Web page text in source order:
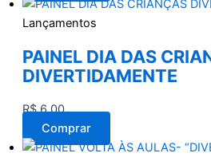
Lançamentos
PAINEL DIA DAS
DIVERTIDAMENTE
R$6,00
Comprar